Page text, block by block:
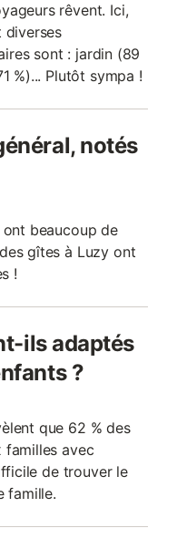
rêvent. Ici,
diverses
sont : jardin (89
%)... Plutôt sympa !
notés
beaucoup de
gîtes à Luzy ont
!
ils adaptés
?
que 62 % des
familles avec
de trouver le
famille.